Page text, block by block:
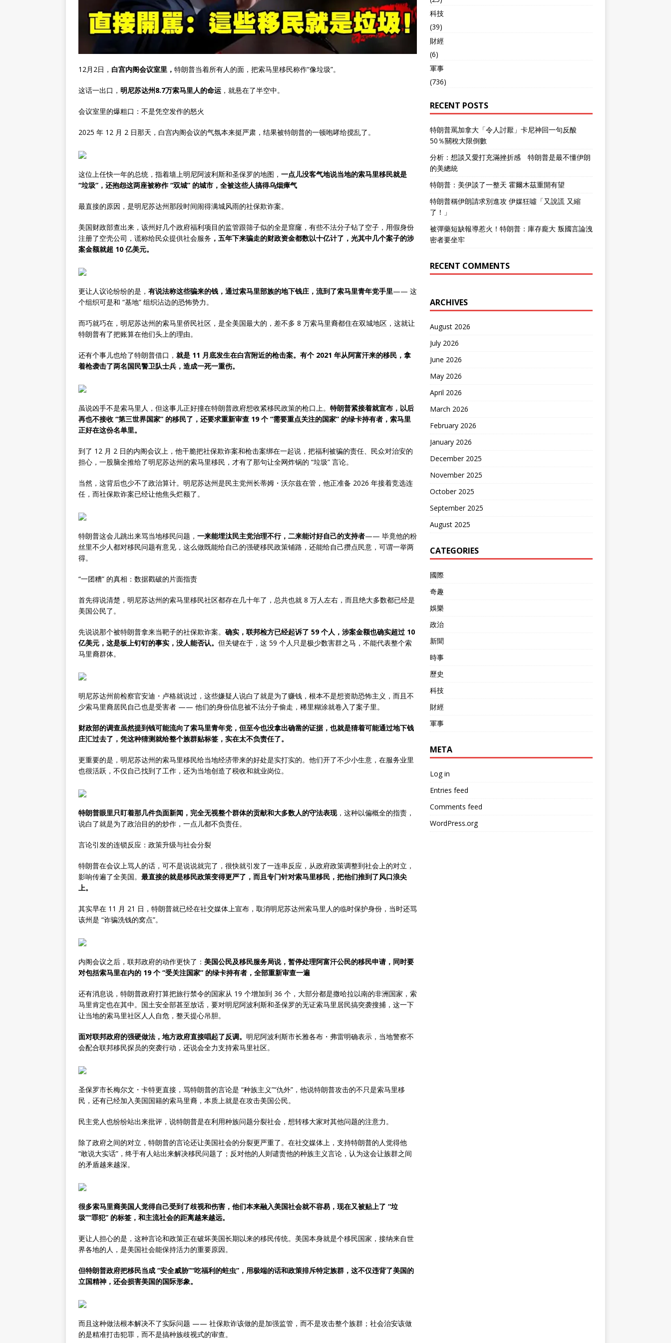
12月2日， 白宫内阁会议室里， 特朗普当着所有人的面，把索马里移民称作“像垃圾”。
这话一出口， 明尼苏达州8.7万索马里人的命运 ，就悬在了半空中。
会议室里的爆粗口：不是凭空发作的怒火
2025 年 12 月 2 日那天，白宫内阁会议的气氛本来挺严肃，结果被特朗普的一顿咆哮给搅乱了。
这位上任快一年的总统，指着墙上明尼阿波利斯和圣保罗的地图， 一点儿没客气地说当地的索马里移民就是
“垃圾”，还抱怨这两座被称作 “双城” 的城市，全被这些人搞得乌烟瘴气
最直接的原因，是明尼苏达州那段时间闹得满城风雨的社保欺诈案。
美国财政部查出来，该州好几个政府福利项目的监管跟筛子似的全是窟窿，有些不法分子钻了空子，用假身份
注册了空壳公司，谎称给民众提供社会服务 ，五年下来骗走的财政资金都数以十亿计了，光其中几个案子的涉
案金额就超 10 亿美元。
更让人议论纷纷的是， 有说法称这些骗来的钱，通过索马里部族的地下钱庄，流到了索马里青年党手里—— 这
个组织可是和 “基地” 组织沾边的恐怖势力。
而巧就巧在，明尼苏达州的索马里侨民社区，是全美国最大的，差不多 8 万索马里裔都住在双城地区，这就让
特朗普有了把账算在他们头上的理由。
还有个事儿也给了特朗普借口， 就是 11 月底发生在白宫附近的枪击案。有个 2021 年从阿富汗来的移民，拿
着枪袭击了两名国民警卫队士兵，造成一死一重伤。
虽说凶手不是索马里人，但这事儿正好撞在特朗普政府想收紧移民政策的枪口上。 特朗普紧接着就宣布，以后
再也不接收 “第三世界国家” 的移民了，还要求重新审查 19 个 “需要重点关注的国家” 的绿卡持有者，索马里
正好在这份名单里。
到了 12 月 2 日的内阁会议上，他干脆把社保欺诈案和枪击案绑在一起说，把福利被骗的责任、民众对治安的
担心，一股脑全推给了明尼苏达州的索马里移民，才有了那句让全网炸锅的 “垃圾” 言论。
当然，这背后也少不了政治算计。明尼苏达州是民主党州长蒂姆・沃尔兹在管，他正准备 2026 年接着竞选连
任，而社保欺诈案已经让他焦头烂额了。
特朗普这会儿跳出来骂当地移民问题， 一来能埋汰民主党治理不行，二来能讨好自己的支持者—— 毕竟他的粉
丝里不少人都对移民问题有意见，这么做既能给自己的强硬移民政策铺路，还能给自己攒点民意，可谓一举两
得。
“一团糟” 的真相：数据戳破的片面指责
首先得说清楚，明尼苏达州的索马里移民社区都存在几十年了，总共也就 8 万人左右，而且绝大多数都已经是
美国公民了。
先说说那个被特朗普拿来当靶子的社保欺诈案。 确实，联邦检方已经起诉了 59 个人，涉案金额也确实超过 10
亿美元，这是板上钉钉的事实，没人能否认。 但关键在于，这 59 个人只是极少数害群之马，不能代表整个索
马里裔群体。
明尼苏达州前检察官安迪・卢格就说过，这些嫌疑人说白了就是为了赚钱，根本不是想资助恐怖主义，而且不
少索马里裔居民自己也是受害者 —— 他们的身份信息被不法分子偷走，稀里糊涂就卷入了案子里。
财政部的调查虽然提到钱可能流向了索马里青年党，但至今也没拿出确凿的证据，也就是猜着可能通过地下钱
庄汇过去了，凭这种猜测就给整个族群贴标签，实在太不负责任了。
更重要的是，明尼苏达州的索马里移民给当地经济带来的好处是实打实的。他们开了不少小生意，在服务业里
也很活跃，不仅自己找到了工作，还为当地创造了税收和就业岗位。
特朗普眼里只盯着那几件负面新闻，完全无视整个群体的贡献和大多数人的守法表现，这种以偏概全的指责，
说白了就是为了政治目的的炒作，一点儿都不负责任。
言论引发的连锁反应：政策升级与社会分裂
特朗普在会议上骂人的话，可不是说说就完了，很快就引发了一连串反应，从政府政策调整到社会上的对立，
影响传遍了全美国。 最直接的就是移民政策变得更严了，而且专门针对索马里移民，把他们推到了风口浪尖
上。
其实早在 11 月 21 日，特朗普就已经在社交媒体上宣布，取消明尼苏达州索马里人的临时保护身份，当时还骂
该州是 “诈骗洗钱的窝点”。
内阁会议之后，联邦政府的动作更快了： 美国公民及移民服务局说，暂停处理阿富汗公民的移民申请，同时要
对包括索马里在内的 19 个 “受关注国家” 的绿卡持有者，全部重新审查一遍
还有消息说，特朗普政府打算把旅行禁令的国家从 19 个增加到 36 个，大部分都是撒哈拉以南的非洲国家，索
马里肯定也在其中。国土安全部甚至放话，要对明尼阿波利斯和圣保罗的无证索马里居民搞突袭搜捕，这一下
让当地的索马里社区人人自危，整天提心吊胆。
面对联邦政府的强硬做法，地方政府直接唱起了反调。 明尼阿波利斯市长雅各布・弗雷明确表示，当地警察不
会配合联邦移民探员的突袭行动，还说会全力支持索马里社区。
圣保罗市长梅尔文・卡特更直接，骂特朗普的言论是 “种族主义”“仇外”，他说特朗普攻击的不只是索马里移
民，还有已经加入美国国籍的索马里裔，本质上就是在攻击美国公民。
民主党人也纷纷站出来批评，说特朗普是在利用种族问题分裂社会，想转移大家对其他问题的注意力。
除了政府之间的对立，特朗普的言论还让美国社会的分裂更严重了。在社交媒体上，支持特朗普的人觉得他
“敢说大实话”，终于有人站出来解决移民问题了；反对他的人则谴责他的种族主义言论，认为这会让族群之间
的矛盾越来越深。
很多索马里裔美国人觉得自己受到了歧视和伤害，他们本来融入美国社会就不容易，现在又被贴上了 “垃
圾”“罪犯” 的标签，和主流社会的距离越来越远。
更让人担心的是，这种言论和政策正在破坏美国长期以来的移民传统。美国本身就是个移民国家，接纳来自世
界各地的人，是美国社会能保持活力的重要原因。
但特朗普政府把移民当成 “安全威胁”“吃福利的蛀虫”，用极端的话和政策排斥特定族群，这不仅违背了美国的
立国精神，还会损害美国的国际形象。
而且这种做法根本解决不了实际问题 —— 社保欺诈该做的是加强监管，而不是攻击整个族群；社会治安该做
的是精准打击犯罪，而不是搞种族歧视式的审查。
科技
(39)
財經
(6)
軍事
(736)
RECENT POSTS
特朗普罵加拿大「令人討厭」卡尼神回一句反酸
50％關稅大限倒數
分析：想談又愛打充滿挫折感 特朗普是最不懂伊朗
的美總統
特朗普：美伊談了一整天 霍爾木茲重開有望
特朗普稱伊朗請求別進攻 伊媒狂噓「又說謊 又縮
了！」
被彈藥短缺報導惹火！特朗普：庫存龐大 叛國言論洩
密者要坐牢
RECENT COMMENTS
ARCHIVES
August 2026
July 2026
June 2026
May 2026
April 2026
March 2026
February 2026
January 2026
December 2025
November 2025
October 2025
September 2025
August 2025
CATEGORIES
國際
奇趣
娛樂
政治
新聞
時事
歷史
科技
財經
軍事
META
Log in
Entries feed
Comments feed
WordPress.org